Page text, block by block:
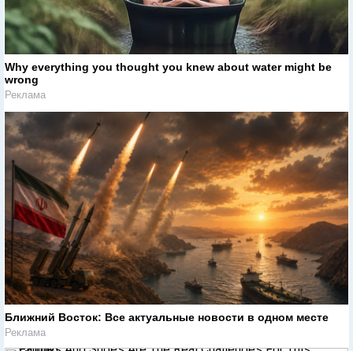
Why everything you thought you knew about water might be
wrong
Реклама
Ближний Восток: Все актуальные новости в одном месте
Реклама